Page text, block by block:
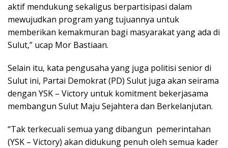
aktif mendukung sekaligus berpartisipasi dalam
mewujudkan program yang tujuannya untuk
memberikan kemakmuran bagi masyarakat yang ada di
Sulut,” ucap Mor Bastiaan.
Selain itu, kata pengusaha yang juga politisi senior di
Sulut ini, Partai Demokrat (PD) Sulut juga akan seirama
dengan YSK – Victory untuk komitment bekerjasama
membangun Sulut Maju Sejahtera dan Berkelanjutan.
“Tak terkecuali semua yang dibangun pemerintahan
(YSK – Victory) akan didukung penuh oleh semua kader